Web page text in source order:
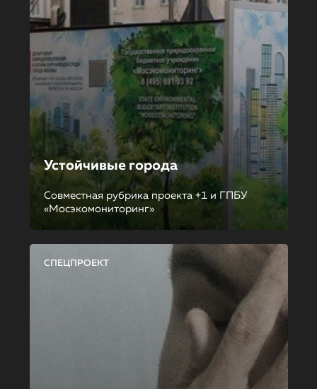
Устойчивые города
Совместная рубрика проекта +1 и ГПБУ
«Мосэкомониторинг»
СПЕЦПРОЕКТ